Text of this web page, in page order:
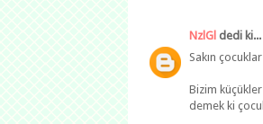
NzlGl dedi ki...
Sakın
Bizim küçükler
demek ki